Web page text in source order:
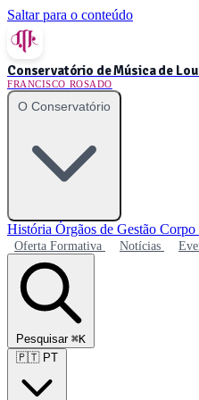
Saltar para o conteúdo
Conservatório de Música de
FRANCISCO ROSADO
O Conservatório
História Órgãos de Gestão Corpo
Oferta Formativa Notícias
Pesquisar ⌘K
🇵🇹 PT